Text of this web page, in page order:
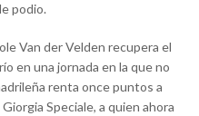
podio.
Van der Velden recupera el
en una jornada en la que no
renta once puntos a
Speciale, a quien ahora